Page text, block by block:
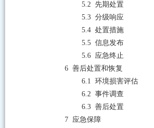
5.2 先期处置
5.3 分级响应
5.4 处置措施
5.5 信息发布
5.6 应急终止
6 善后处置和恢复
6.1 环境损害评估
6.2 事件调查
6.3 善后处置
7 应急保障